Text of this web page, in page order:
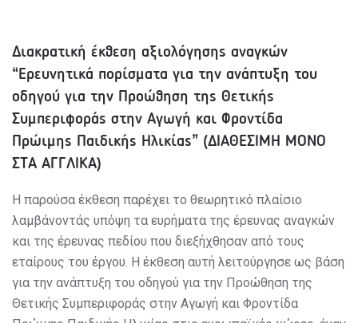
Διακρατική έκθεση αξιολόγησης αναγκών
“Ερευνητικά πορίσματα για την ανάπτυξη του
οδηγού για την Προώθηση της Θετικής
Συμπεριφοράς στην Αγωγή και Φροντίδα
Πρώιμης Παιδικής Ηλικίας” (ΔΙΑΘΕΣΙΜΗ ΜΟΝΟ
ΣΤΑ ΑΓΓΛΙΚΑ)
Η παρούσα έκθεση παρέχει το θεωρητικό πλαίσιο
λαμβάνοντάς υπόψη τα ευρήματα της έρευνας αναγκών
και της έρευνας πεδίου που διεξήχθησαν από τους
εταίρους του έργου. Η έκθεση αυτή λειτούργησε ως βάση
για την ανάπτυξη του οδηγού για την Προώθηση της
Θετικής Συμπεριφοράς στην Αγωγή και Φροντίδα